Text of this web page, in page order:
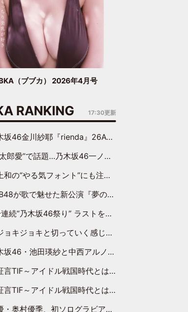
（ブブカ） 2026年4月号
RANKING 17:30更新
46金川紗耶『rienda』26AW LOOKモデルに就任
で話題…乃木坂46一ノ瀬美空、地元福岡『めんべい25周年トップサポーター』に就任
やる気フォント”にも注目 乃木坂46が挑んだ書道パフォーマンスの舞台裏
歌で魅せた新公演『夢のポップスター』 初日から全身全霊のステージ
坂46祭り” ラストを飾るのは賀喜遥香…5年ぶりの登場に「5年分大人になった私を見ていただけたら」
キジョキと切っていく感じ」STU48中村舞、新しい挑戦は自らの手で
瑛紗と中西アルノが「真冬のかき氷」騒動で火花散らす！ 因縁の裏にあるのは、逆境をともに“凌”ぐ似た者同士の絆
ドル戦国時代とはなんだったのか～』第11回：私立恵比寿中学・真山りか×安本彩花「TIFで10年ぶりのキョンシーメイクをしたら、場を完全に引かせてしまって。時代が変わったんだなって」
ル戦国時代とはなんだったのか～』第6回：でんぱ組.inc・古川未鈴×相沢梨紗「『ハロプロやりたかったな』って言ったら、夢眠ねむさんに『てめえはでんぱ組．incなんだよ！』って肩パンされて(笑)」
初ソログラビアで初ソロ表紙を飾る！ 初めて見せる表情や、声優を志したきっかけなどを語った必読のインタビューを掲載